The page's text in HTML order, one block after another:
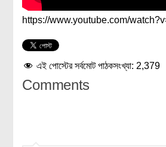
https://www.youtube.com/
এই পোস্টের সর্বমোট পাঠকসংখ্যা: 2,379
Comments